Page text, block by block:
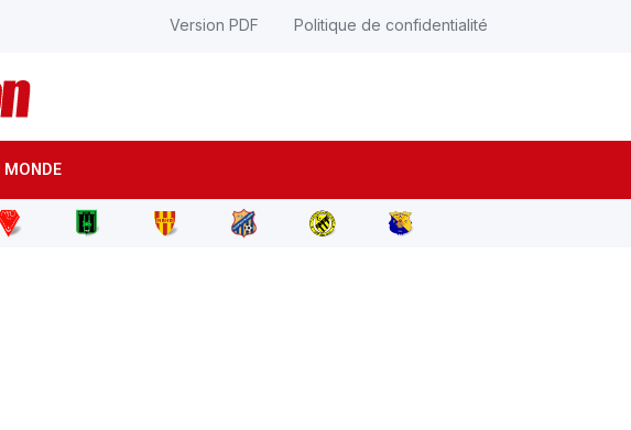
MONDE
Version PDF Politique de confidentialité